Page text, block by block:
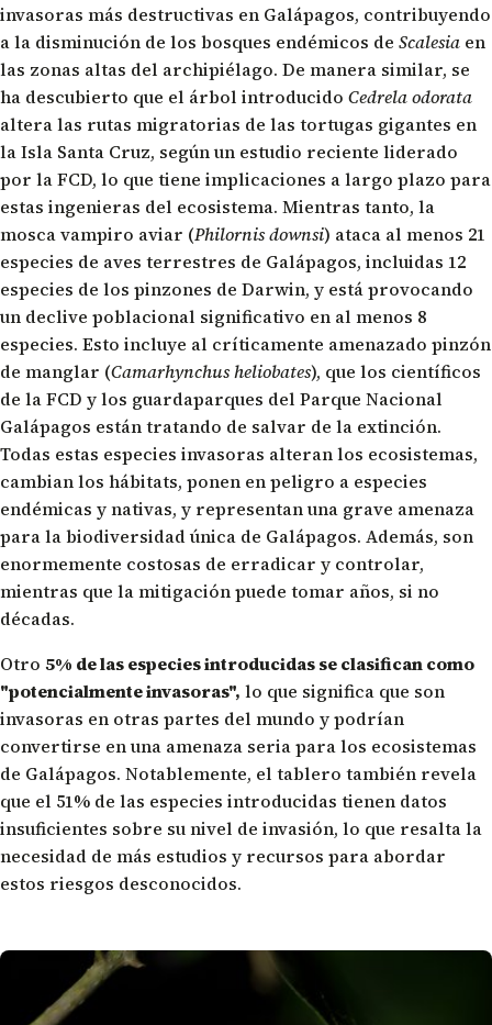
invasoras más destructivas en Galápagos, contribuyendo
a la disminución de los bosques endémicos de Scalesia en
las zonas altas del archipiélago. De manera similar, se
ha descubierto que el árbol introducido Cedrela odorata
altera las rutas migratorias de las tortugas gigantes en
la Isla Santa Cruz, según un estudio reciente liderado
por la FCD, lo que tiene implicaciones a largo plazo para
estas ingenieras del ecosistema. Mientras tanto, la
mosca vampiro aviar (Philornis downsi) ataca al menos 21
especies de aves terrestres de Galápagos, incluidas 12
especies de los pinzones de Darwin, y está provocando
un declive poblacional significativo en al menos 8
especies. Esto incluye al críticamente amenazado pinzón
de manglar (Camarhynchus heliobates), que los científicos
de la FCD y los guardaparques del Parque Nacional
Galápagos están tratando de salvar de la extinción.
Todas estas especies invasoras alteran los ecosistemas,
cambian los hábitats, ponen en peligro a especies
endémicas y nativas, y representan una grave amenaza
para la biodiversidad única de Galápagos. Además, son
enormemente costosas de erradicar y controlar,
mientras que la mitigación puede tomar años, si no
décadas.
Otro 5% de las especies introducidas se clasifican como
"potencialmente invasoras", lo que significa que son
invasoras en otras partes del mundo y podrían
convertirse en una amenaza seria para los ecosistemas
de Galápagos. Notablemente, el tablero también revela
que el 51% de las especies introducidas tienen datos
insuficientes sobre su nivel de invasión, lo que resalta la
necesidad de más estudios y recursos para abordar
estos riesgos desconocidos.